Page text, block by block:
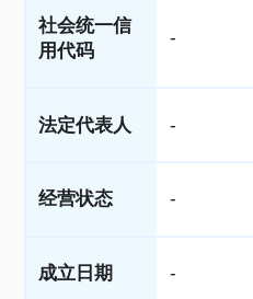
社会统一信
用代码
-
法定代表人 -
经营状态 -
成立日期 -